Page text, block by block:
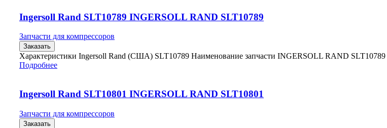
Ingersoll Rand SLT10789 INGERSOLL RAND SLT10789
Запчасти для компрессоров
Заказать
Характеристики Ingersoll Rand (США) SLT10789 Наименование запчасти INGERSOLL RAND
Подробнее
Ingersoll Rand SLT10801 INGERSOLL RAND SLT10801
Запчасти для компрессоров
Заказать